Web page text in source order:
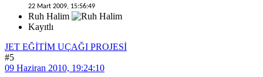
22 Mart 2009, 15:56:49
Ruh Halim
Kayıtlı
JET EĞİTİM UÇAĞI PROJESİ
#5
09 Haziran 2010, 19:24:10